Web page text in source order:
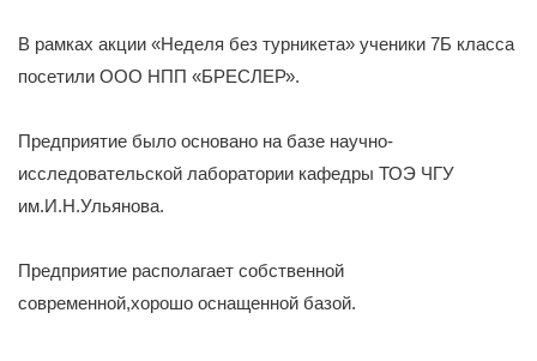
В рамках акции «Неделя без турникета» ученики 7Б класса
посетили ООО НПП «БРЕСЛЕР».
Предприятие было основано на базе научно-
исследовательской лаборатории кафедры ТОЭ ЧГУ
им.И.Н.Ульянова.
Предприятие располагает собственной
современной,хорошо оснащенной базой.